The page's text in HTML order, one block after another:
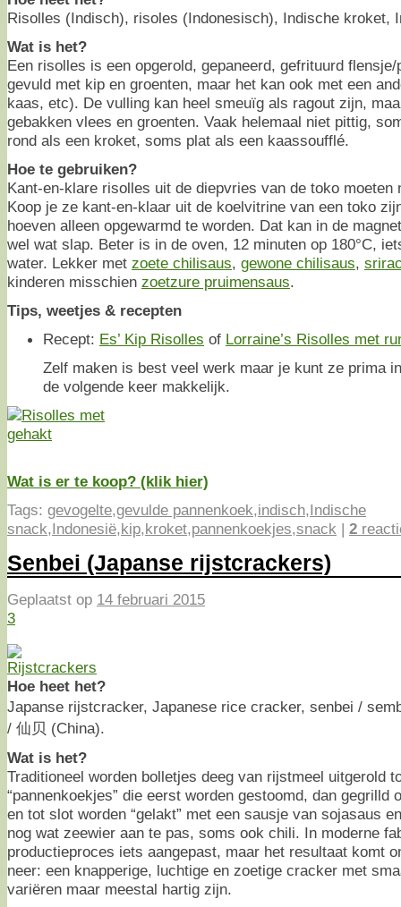
Risolles (Indisch), risoles (Indonesisch), Indische kroket,
Wat is het?
Een risolles is een opgerold, gepaneerd, gefrituurd
gevuld met kip en groenten, maar het kan ook met een
kaas, etc). De vulling kan heel smeuïg als ragout zijn,
gebakken vlees en groenten. Vaak helemaal niet pittig,
rond als een kroket, soms plat als een kaassoufflé.
Hoe te gebruiken?
Kant-en-klare risolles uit de diepvries van de toko moeten
Koop je ze kant-en-klaar uit de koelvitrine van een toko
hoeven alleen opgewarmd te worden. Dat kan in de
wel wat slap. Beter is in de oven, 12 minuten op 180°C,
water. Lekker met zoete chilisaus, gewone chilisaus,
kinderen misschien zoetzure pruimensaus.
Tips, weetjes & recepten
Recept: Es’ Kip Risolles of Lorraine’s Risolles met
Zelf maken is best veel werk maar je kunt ze prima
de volgende keer makkelijk.
Wat is er te koop? (klik hier)
Tags: gevogelte,gevulde pannenkoek,indisch,Indische
snack,Indonesië,kip,kroket,pannenkoekjes,snack | 2
Senbei (Japanse rijstcrackers)
Geplaatst op 14 februari 2015
3
Hoe heet het?
Japanse rijstcracker, Japanese rice cracker, senbei /
/ 仙贝 (China).
Wat is het?
Traditioneel worden bolletjes deeg van rijstmeel uitgerold
“pannenkoekjes” die eerst worden gestoomd, dan gegrilld
en tot slot worden “gelakt” met een sausje van sojasaus
nog wat zeewier aan te pas, soms ook chili. In moderne
productieproces iets aangepast, maar het resultaat komt
neer: een knapperige, luchtige en zoetige cracker met
variëren maar meestal hartig zijn.